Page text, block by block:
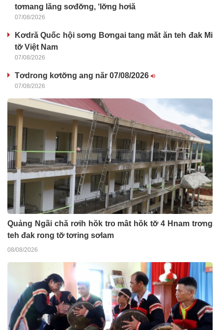
tơmang lăng sơđơ̆ng, ‘lơ̆ng hơiă
07/08/2026
Kơdră Quốc hội sơng Bơngai tang măt ăn teh đak Mi
tơ̆ Việt Nam
07/08/2026
Tơdrong kơtơ̆ng ang năr 07/08/2026
07/08/2026
Quảng Ngãi chă rơih hŏk tro mât hŏk tơ̆ 4 Hnam trơng
teh đak rong tơ̆ tơring sơlam
08/08/2026